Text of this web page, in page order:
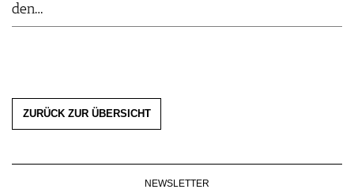
den…
ZURÜCK ZUR ÜBERSICHT
NEWSLETTER